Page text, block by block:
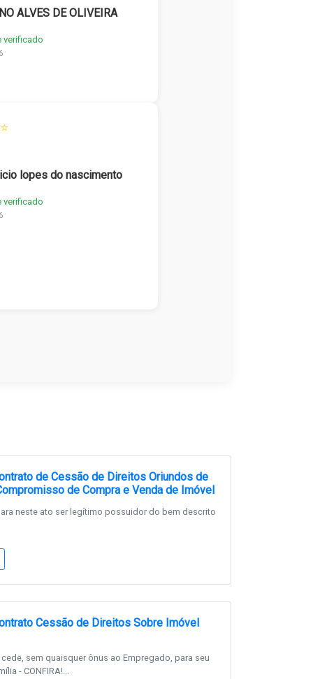
ALVES DE OLIVEIRA
verificado
lopes do nascimento
verificado
de Cessão de Direitos Oriundos de
de Compra e Venda de Imóvel
neste ato ser legítimo possuidor do bem descrito
Cessão de Direitos Sobre Imóvel
sem quaisquer ônus ao Empregado, para seu
- CONFIRA!...